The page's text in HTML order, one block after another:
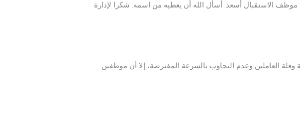
موظف الاستقبال أسعد. أسأل الله أن يعطيه من اسمه. شكرا لإدارة
العاملين وعدم التجاوب بالسرعة المفترضة، إلا أن موظفين